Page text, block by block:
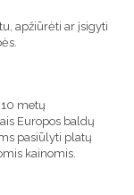
apžiūrėti ar įsigyti
metų
Europos baldų
pasiūlyti platų
kainomis.